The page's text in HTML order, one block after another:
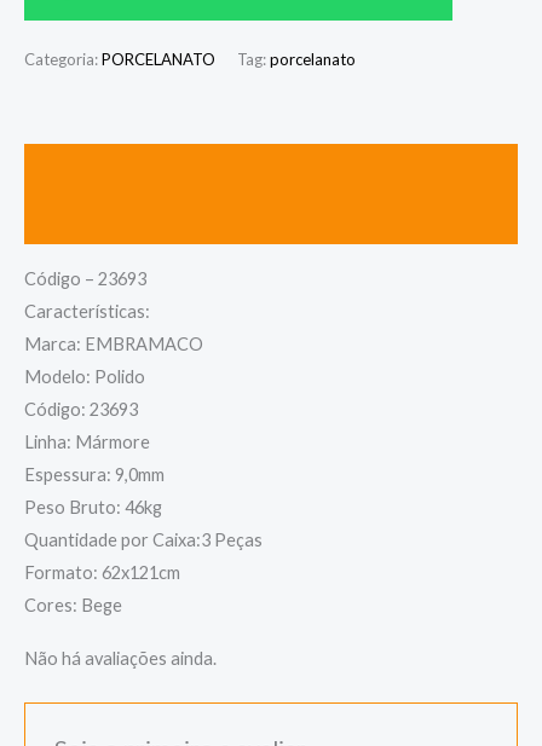
Categoria:PORCELANATO Tag:porcelanato
Código – 23693
Características:
Marca: EMBRAMACO
Modelo: Polido
Código: 23693
Linha: Mármore
Espessura: 9,0mm
Peso Bruto: 46kg
Quantidade por Caixa:3 Peças
Formato: 62x121cm
Cores: Bege
Não há avaliações ainda.